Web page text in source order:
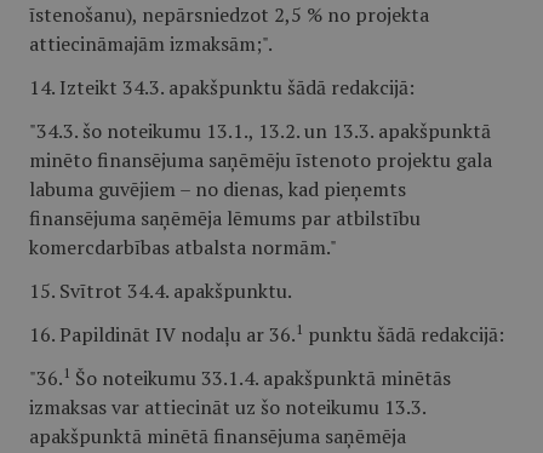
īstenošanu), nepārsniedzot 2,5 % no projekta
attiecināmajām izmaksām;".
14. Izteikt 34.3. apakšpunktu šādā redakcijā:
"34.3. šo noteikumu 13.1., 13.2. un 13.3. apakšpunktā
minēto finansējuma saņēmēju īstenoto projektu gala
labuma guvējiem – no dienas, kad pieņemts
finansējuma saņēmēja lēmums par atbilstību
komercdarbības atbalsta normām."
15. Svītrot 34.4. apakšpunktu.
16. Papildināt IV nodaļu ar 36. 1 punktu šādā redakcijā:
"36. 1 Šo noteikumu 33.1.4. apakšpunktā minētās
izmaksas var attiecināt uz šo noteikumu 13.3.
apakšpunktā minētā finansējuma saņēmēja